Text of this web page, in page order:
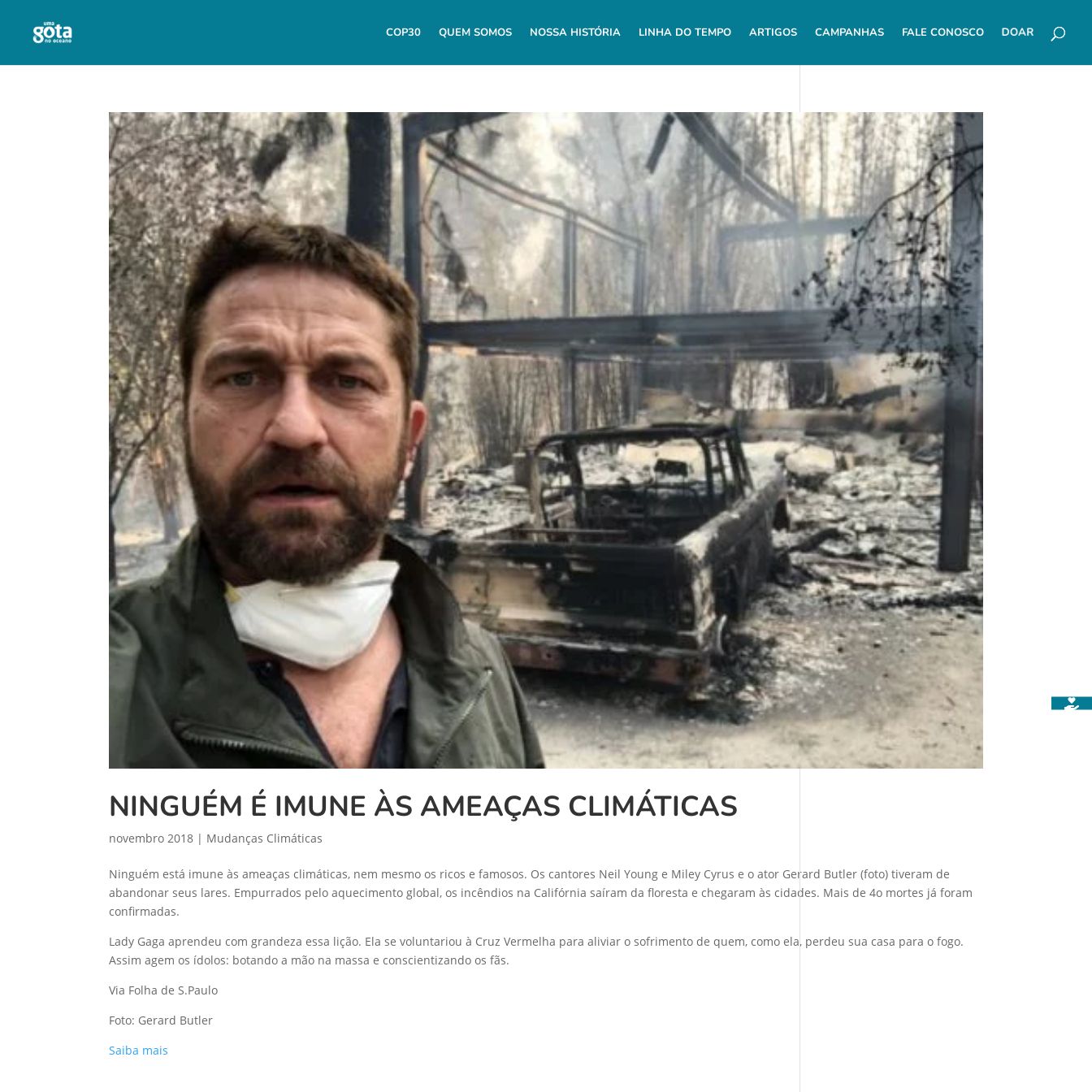
COP30 QUEM SOMOS NOSSA HISTÓRIA LINHA DO TEMPO ARTIGOS CAMPANHAS FALE CONOSCO DOAR
NINGUÉM É IMUNE ÀS AMEAÇAS CLIMÁTICAS
novembro 2018 | Mudanças Climáticas
Ninguém está imune às ameaças climáticas, nem mesmo os ricos e famosos. Os cantores Neil Young e Miley Cyrus e o ator Gerard Butler (foto) tiveram de
abandonar seus lares. Empurrados pelo aquecimento global, os incêndios na Califórnia saíram da floresta e chegaram às cidades. Mais de 4o mortes já foram
confirmadas.
Lady Gaga aprendeu com grandeza essa lição. Ela se voluntariou à Cruz Vermelha para aliviar o sofrimento de quem, como ela, perdeu sua casa para o fogo.
Assim agem os ídolos: botando a mão na massa e conscientizando os fãs.
Via Folha de S.Paulo​
Foto: Gerard Butler
Saiba mais